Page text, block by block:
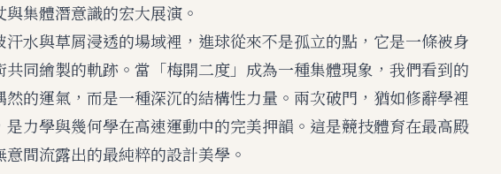
與集體潛意識的宏大展演。
汗水與草屑浸透的場域裡，進球從來不是孤立的點，它是一條被身
共同繪製的軌跡。當「梅開二度」成為一種集體現象，我們看到的
然的運氣，而是一種深沉的結構性力量。兩次破門，猶如修辭學裡
是力學與幾何學在高速運動中的完美押韻。這是競技體育在最高殿
意間流露出的最純粹的設計美學。